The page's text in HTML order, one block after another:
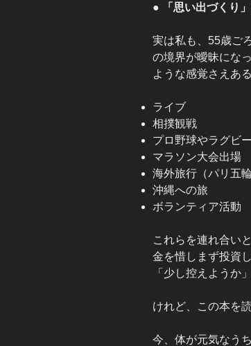
● 「思い出づくり
実は私も、55歳ご
の境界が曖昧にな
ような感覚さえある
ライブ
相撲観戦
プロ野球やラグビー
マラソン大会出場
海外旅行（パリ五
沖縄への旅
ボランティア活動
これらを連れ合い
金を惜しまず投資
「少し控えようか
けれど、この本を
今、体が元気なう